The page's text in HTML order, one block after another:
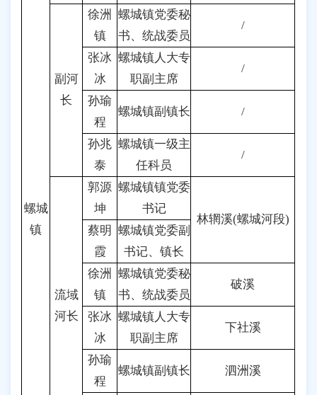
螺城
镇
副河
长
徐洲
镇
螺城镇党委秘
书、统战委员
/
张冰
冰
螺城镇人大专
职副主席
/
孙瑜
程
螺城镇副镇长 /
孙兆
泰
螺城镇一级主
任科员
/
流域
河长
郭源
坤
螺城镇镇党委
书记
林辋溪(螺城河段)
蔡明
霞
螺城镇党委副
书记、镇长
徐洲
镇
螺城镇党委秘
书、统战委员
破溪
张冰
冰
螺城镇人大专
职副主席
下社溪
孙瑜
程
螺城镇副镇长 泗洲溪